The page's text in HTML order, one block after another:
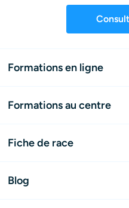
Formations en ligne
Formations au centre
Fiche de race
Blog